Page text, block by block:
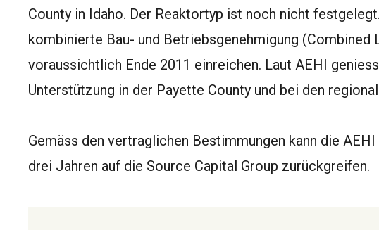
County in Idaho. Der Reaktortyp ist noch nicht
kombinierte Bau- und Betriebsgenehmigung (Combined
voraussichtlich Ende 2011 einreichen. Laut AEHI
Unterstützung in der Payette County und bei den
Gemäss den vertraglichen Bestimmungen kann die
drei Jahren auf die Source Capital Group zurückgreifen.